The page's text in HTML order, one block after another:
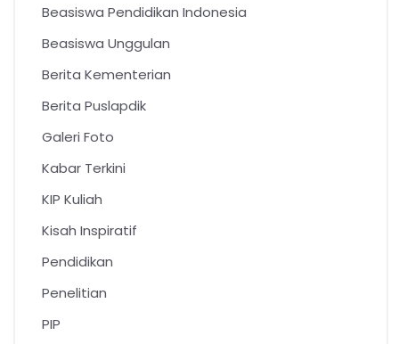
Beasiswa Pendidikan Indonesia
Beasiswa Unggulan
Berita Kementerian
Berita Puslapdik
Galeri Foto
Kabar Terkini
KIP Kuliah
Kisah Inspiratif
Pendidikan
Penelitian
PIP